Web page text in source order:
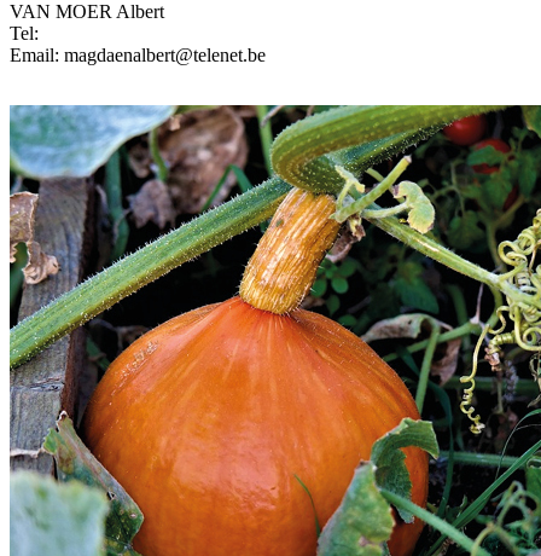
VAN MOER Albert
Tel:
Email: magdaenalbert@telenet.be